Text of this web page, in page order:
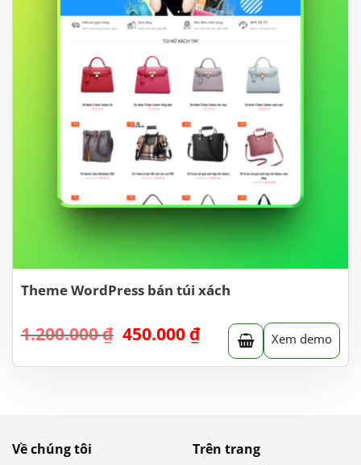
Theme WordPress bán túi xách
1.200.000₫ Giá
là:
450.000 ₫Giá
hiện
tại
Xem demo
Về chúng tôi
Trên trang